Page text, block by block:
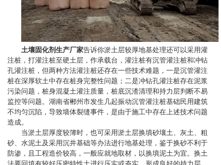
土壤固化剂生产厂家告诉你淤土层较厚地基处理还可以采用灌
注桩，打灌注桩至硬土层，作承载台，灌注桩有沉管灌注桩和冲钻
孔灌注桩，但两种方法灌注桩还存在一些技术难题，一是沉管灌注
桩在深厚软土中存在桩身完整性问题；二是冲钻孔灌注桩存在泥浆
污染问题，桩身混凝土灌注质量，桩底沉渣清理和持力层判断不易
监控等问题。湖南省郴州市发生几起振动沉管灌注桩基础民用建筑
不均匀沉陷，导致墙体裂缝事件，是由于施工中存在上述技术问题
造成。
当淤土层厚度较簿时，也可采用淤土层换填砂壤土、灰土、粗
砂、水泥土及采用沉井基础等办法进行地基处理，鉴于换砂不利于
防渗，且工程造价较高，一般应就地取材，以换填泥土为宜。换土